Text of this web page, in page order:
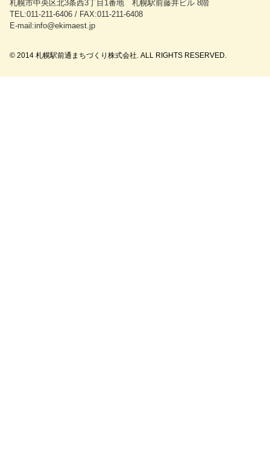
札幌市中央区北3条西3丁目1番地 札幌駅前藤井ビル 8階
TEL:011-211-6406 / FAX:011-211-6408
E-mail:info@ekimaest.jp
© 2014 札幌駅前通まちづくり株式会社. ALL RIGHTS RESERVED.